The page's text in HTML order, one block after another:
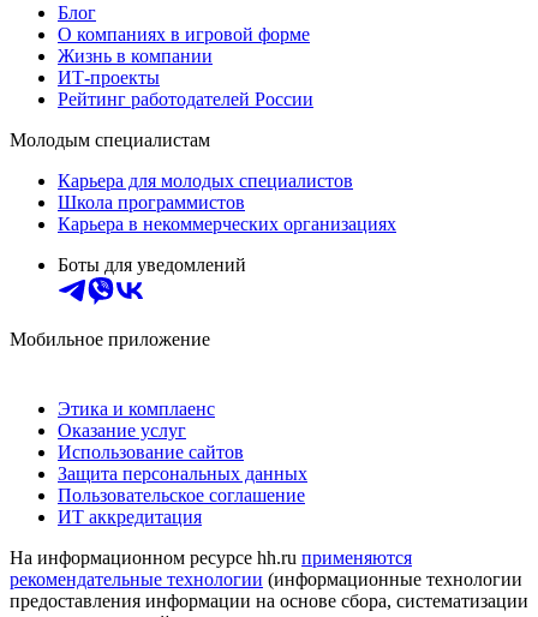
Блог
О компаниях в игровой форме
Жизнь в компании
ИТ-проекты
Рейтинг работодателей России
Молодым специалистам
Карьера для молодых специалистов
Школа программистов
Карьера в некоммерческих организациях
Боты для уведомлений
Мобильное приложение
Этика и комплаенс
Оказание услуг
Использование сайтов
Защита персональных данных
Пользовательское соглашение
ИТ аккредитация
На информационном ресурсе hh.ru применяются
рекомендательные технологии (информационные технологии
предоставления информации на основе сбора, систематизации